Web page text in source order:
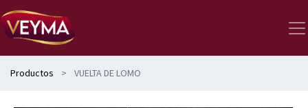
Productos VUELTA DE LOMO